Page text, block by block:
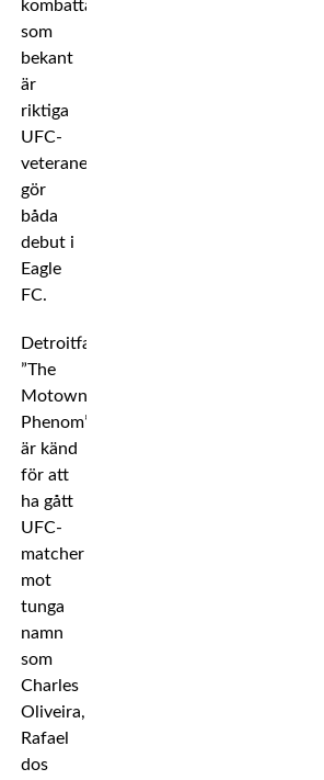
kombattanterna,
som
bekant
är
riktiga
UFC-
veteraner,
gör
båda
debut i
Eagle
FC.
Detroitfajtern
”The
Motown
Phenom”
är känd
för att
ha gått
UFC-
matcher
mot
tunga
namn
som
Charles
Oliveira,
Rafael
dos